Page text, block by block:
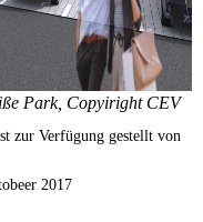
Park, Copyiright CEV
zur Verfügung gestellt von
2017